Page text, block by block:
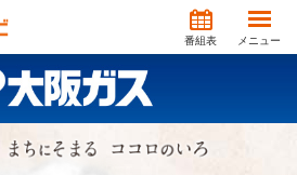
番組表 メニュー